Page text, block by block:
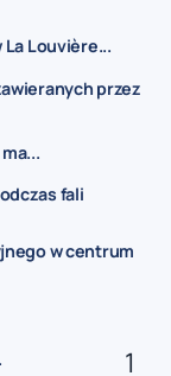
Louvière...
przez
fali
w centrum